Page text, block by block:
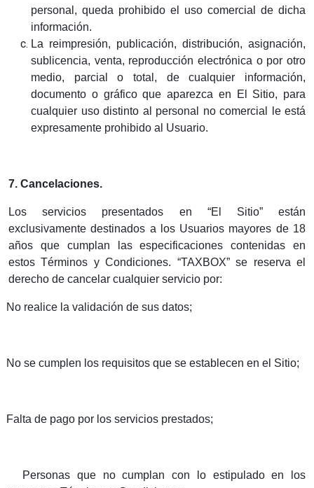
personal, queda prohibido el uso comercial de dicha
información.
La reimpresión, publicación, distribución, asignación,
sublicencia, venta, reproducción electrónica o por otro
medio, parcial o total, de cualquier información,
documento o gráfico que aparezca en El Sitio, para
cualquier uso distinto al personal no comercial le está
expresamente prohibido al Usuario.
7. Cancelaciones.
Los servicios presentados en “El Sitio” están
exclusivamente destinados a los Usuarios mayores de 18
años que cumplan las especificaciones contenidas en
estos Términos y Condiciones. “TAXBOX” se reserva el
derecho de cancelar cualquier servicio por:
No realice la validación de sus datos;
No se cumplen los requisitos que se establecen en el Sitio;
Falta de pago por los servicios prestados;
Personas que no cumplan con lo estipulado en los